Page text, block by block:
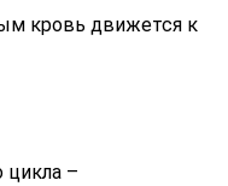
кровь движется к
цикла –